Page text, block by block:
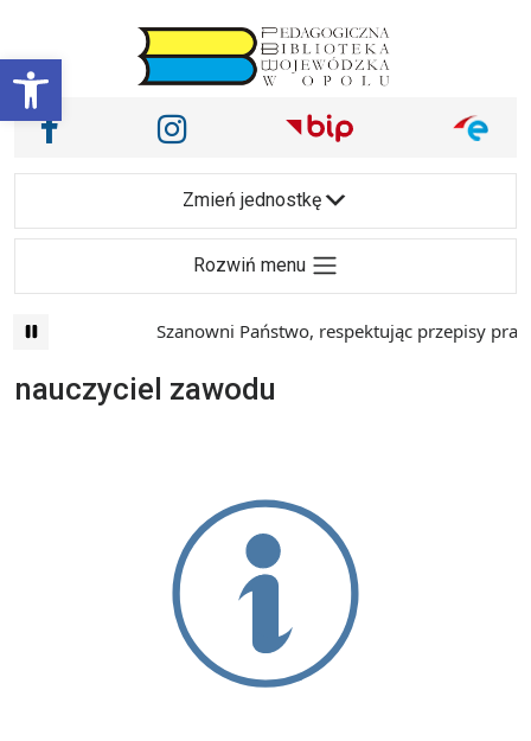
Otwórz pasek narzędzi
Main Navigation
Nasze media społecznościowe i inne
Facebook Instagram
Zmień jednostkę
Rozwiń menu
Szanowni Państwo, respektując przepisy
nauczyciel zawodu